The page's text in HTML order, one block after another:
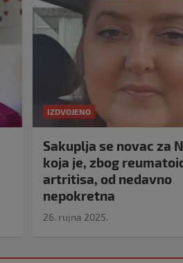
IZDVOJENO
Sakuplja se novac za
koja je, zbog
artritisa, od nedavno
nepokretna
26. rujna 2025.